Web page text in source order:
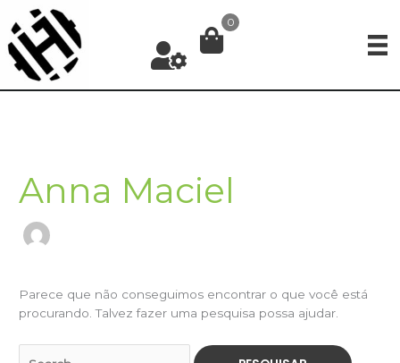
para
conteúdo
0
Anna Maciel
Parece que não conseguimos encontrar o que você está
procurando. Talvez fazer uma pesquisa possa ajudar.